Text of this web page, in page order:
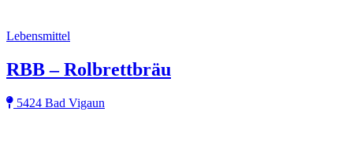
Lebensmittel
RBB – Rolbrettbräu
5424 Bad Vigaun